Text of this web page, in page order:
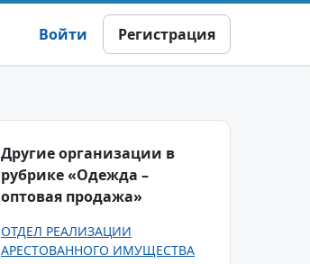
Войти Регистрация
Другие организации в
рубрике «Одежда –
оптовая продажа»
ОТДЕЛ РЕАЛИЗАЦИИ
АРЕСТОВАННОГО ИМУЩЕСТВА